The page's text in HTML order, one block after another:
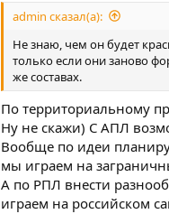
admin сказал(а):
Не знаю, чем он будет
только если они заново
же составах.
По территориальному
Ну не скажи) С АПЛ
Вообще по идеи
мы играем на
А по РПЛ внести
играем на российском